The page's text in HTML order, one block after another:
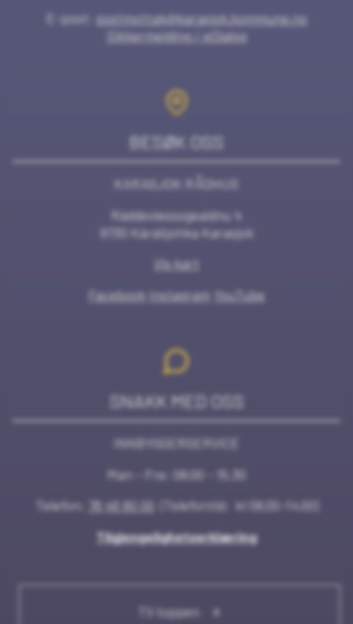
E-post: postmottak@karasjok.kommune.no
Sikkermelding / eDialog
BESØK OSS
KARASJOK RÅDHUS
Ráddeviessogeaidnu 4
9730 Kárášjohka Karasjok
Vis kart
Facebook Instagram YouTube
SNAKK MED OSS
INNBYGGERSERVICE
Man - Fre: 08.00 - 15.30
Telefon:
78 46 80 00
(Telefontid: kl 08.00-14.00)
Tilgjengelighetserklæring
Til toppen